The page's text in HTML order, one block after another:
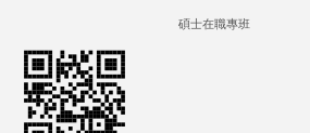
碩士在職專班